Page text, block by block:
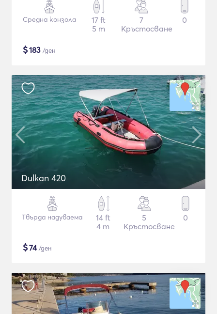
Средна конзола
17 ft
5 m
7
Кръстосване
0
$183 /ден
Dulkan 420
Твърда надуваема
14 ft
4 m
5
Кръстосване
0
$74/ден